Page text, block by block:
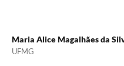
Maria Alice Magalhães da
UFMG